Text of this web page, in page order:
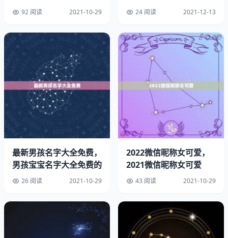
二、没有人陪你走一辈子，所以你要适应孤独；没有人会帮
你一辈子，所以你要一直奋斗。
三、不论做什么事，都要相信你自己，别让别人的将你击
倒。人生没有对错，只有选择后的坚持，不后悔，走下去，
走着走着，花就开了。
四、真正成功的人生，不在于成就的大小，而在于你是否努
92 阅读 2021-10-29
短好听
24 阅读 2021-12-13
最新男孩名字大全免费，
男孩宝宝名字大全免费的
26 阅读 2021-10-29
2022微信昵称女可爱，
2021微信昵称女可爱
43 阅读 2021-10-29